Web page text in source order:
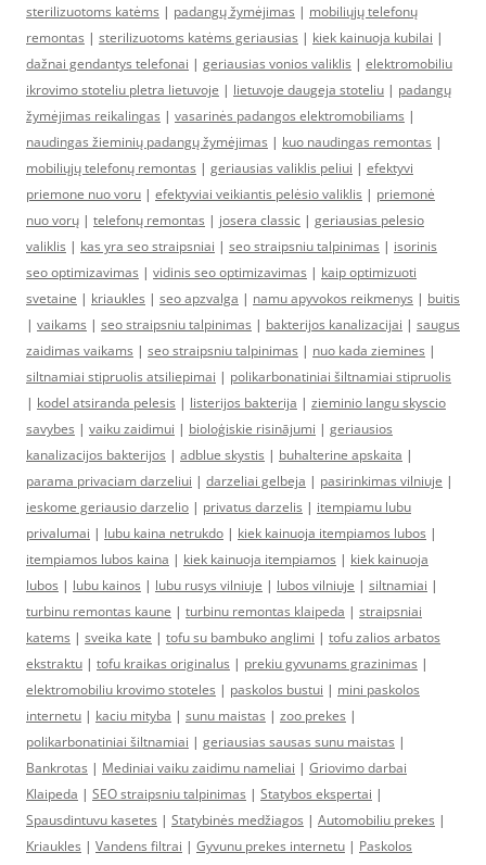
sterilizuotoms katėms | padangų žymėjimas | mobiliųjų telefonų
remontas | sterilizuotoms katėms geriausias | kiek kainuoja kubilai |
dažnai gendantys telefonai | geriausias vonios valiklis | elektromobiliu
ikrovimo stoteliu pletra lietuvoje | lietuvoje daugeja stoteliu | padangų
žymėjimas reikalingas | vasarinės padangos elektromobiliams |
naudingas žieminių padangų žymėjimas | kuo naudingas remontas |
mobiliųjų telefonų remontas | geriausias valiklis peliui | efektyvi
priemone nuo voru | efektyviai veikiantis pelėsio valiklis | priemonė
nuo vorų | telefonų remontas | josera classic | geriausias pelesio
valiklis | kas yra seo straipsniai | seo straipsniu talpinimas | isorinis
seo optimizavimas | vidinis seo optimizavimas | kaip optimizuoti
svetaine | kriaukles | seo apzvalga | namu apyvokos reikmenys | buitis
| vaikams | seo straipsniu talpinimas | bakterijos kanalizacijai | saugus
zaidimas vaikams | seo straipsniu talpinimas | nuo kada ziemines |
siltnamiai stipruolis atsiliepimai | polikarbonatiniai šiltnamiai stipruolis
| kodel atsiranda pelesis | listerijos bakterija | zieminio langu skyscio
savybes | vaiku zaidimui | bioloģiskie risinājumi | geriausios
kanalizacijos bakterijos | adblue skystis | buhalterine apskaita |
parama privaciam darzeliui | darzeliai gelbeja | pasirinkimas vilniuje |
ieskome geriausio darzelio | privatus darzelis | itempiamu lubu
privalumai | lubu kaina netrukdo | kiek kainuoja itempiamos lubos |
itempiamos lubos kaina | kiek kainuoja itempiamos | kiek kainuoja
lubos | lubu kainos | lubu rusys vilniuje | lubos vilniuje | siltnamiai |
turbinu remontas kaune | turbinu remontas klaipeda | straipsniai
katems | sveika kate | tofu su bambuko anglimi | tofu zalios arbatos
ekstraktu | tofu kraikas originalus | prekiu gyvunams grazinimas |
elektromobiliu krovimo stoteles | paskolos bustui | mini paskolos
internetu | kaciu mityba | sunu maistas | zoo prekes |
polikarbonatiniai šiltnamiai | geriausias sausas sunu maistas |
Bankrotas | Mediniai vaiku zaidimu nameliai | Griovimo darbai
Klaipeda | SEO straipsniu talpinimas | Statybos ekspertai |
Spausdintuvu kasetes | Statybinės medžiagos | Automobiliu prekes |
Kriaukles | Vandens filtrai | Gyvunu prekes internetu | Paskolos